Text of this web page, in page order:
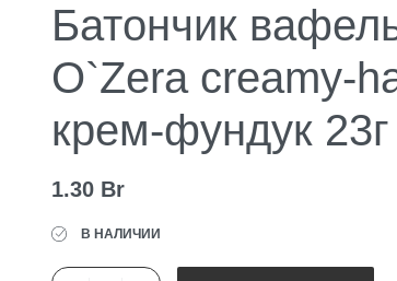
Батончик
O`Zera creamy-
крем-фундук 23г
1.30 Br
В НАЛИЧИИ